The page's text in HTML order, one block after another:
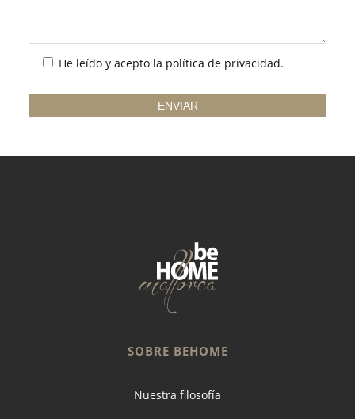
He leído y acepto la política de privacidad.
SOBRE BEHOME
Nuestra filosofía